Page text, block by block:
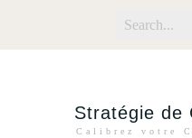
Stratégie de
Calibrez votre